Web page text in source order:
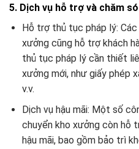
5. Dịch vụ hỗ trợ và chăm
Hỗ trợ thủ tục pháp lý:
xưởng cũng hỗ trợ khách
thủ tục pháp lý cần thiết
xưởng mới, như giấy phép
v.v.
Dịch vụ hậu mãi: Một số
chuyển kho xưởng còn hỗ
hậu mãi, bao gồm bảo trì